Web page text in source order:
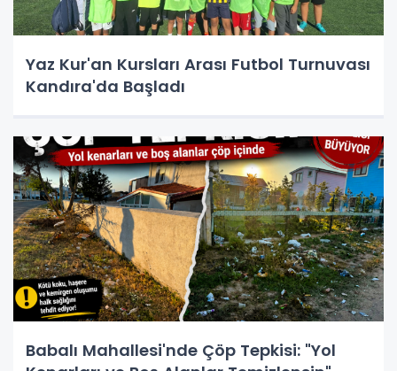
Yaz Kur'an Kursları Arası Futbol Turnuvası
Kandıra'da Başladı
Babalı Mahallesi'nde Çöp Tepkisi: "Yol